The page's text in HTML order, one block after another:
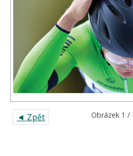
◄ Zpět Obrázek 1 /